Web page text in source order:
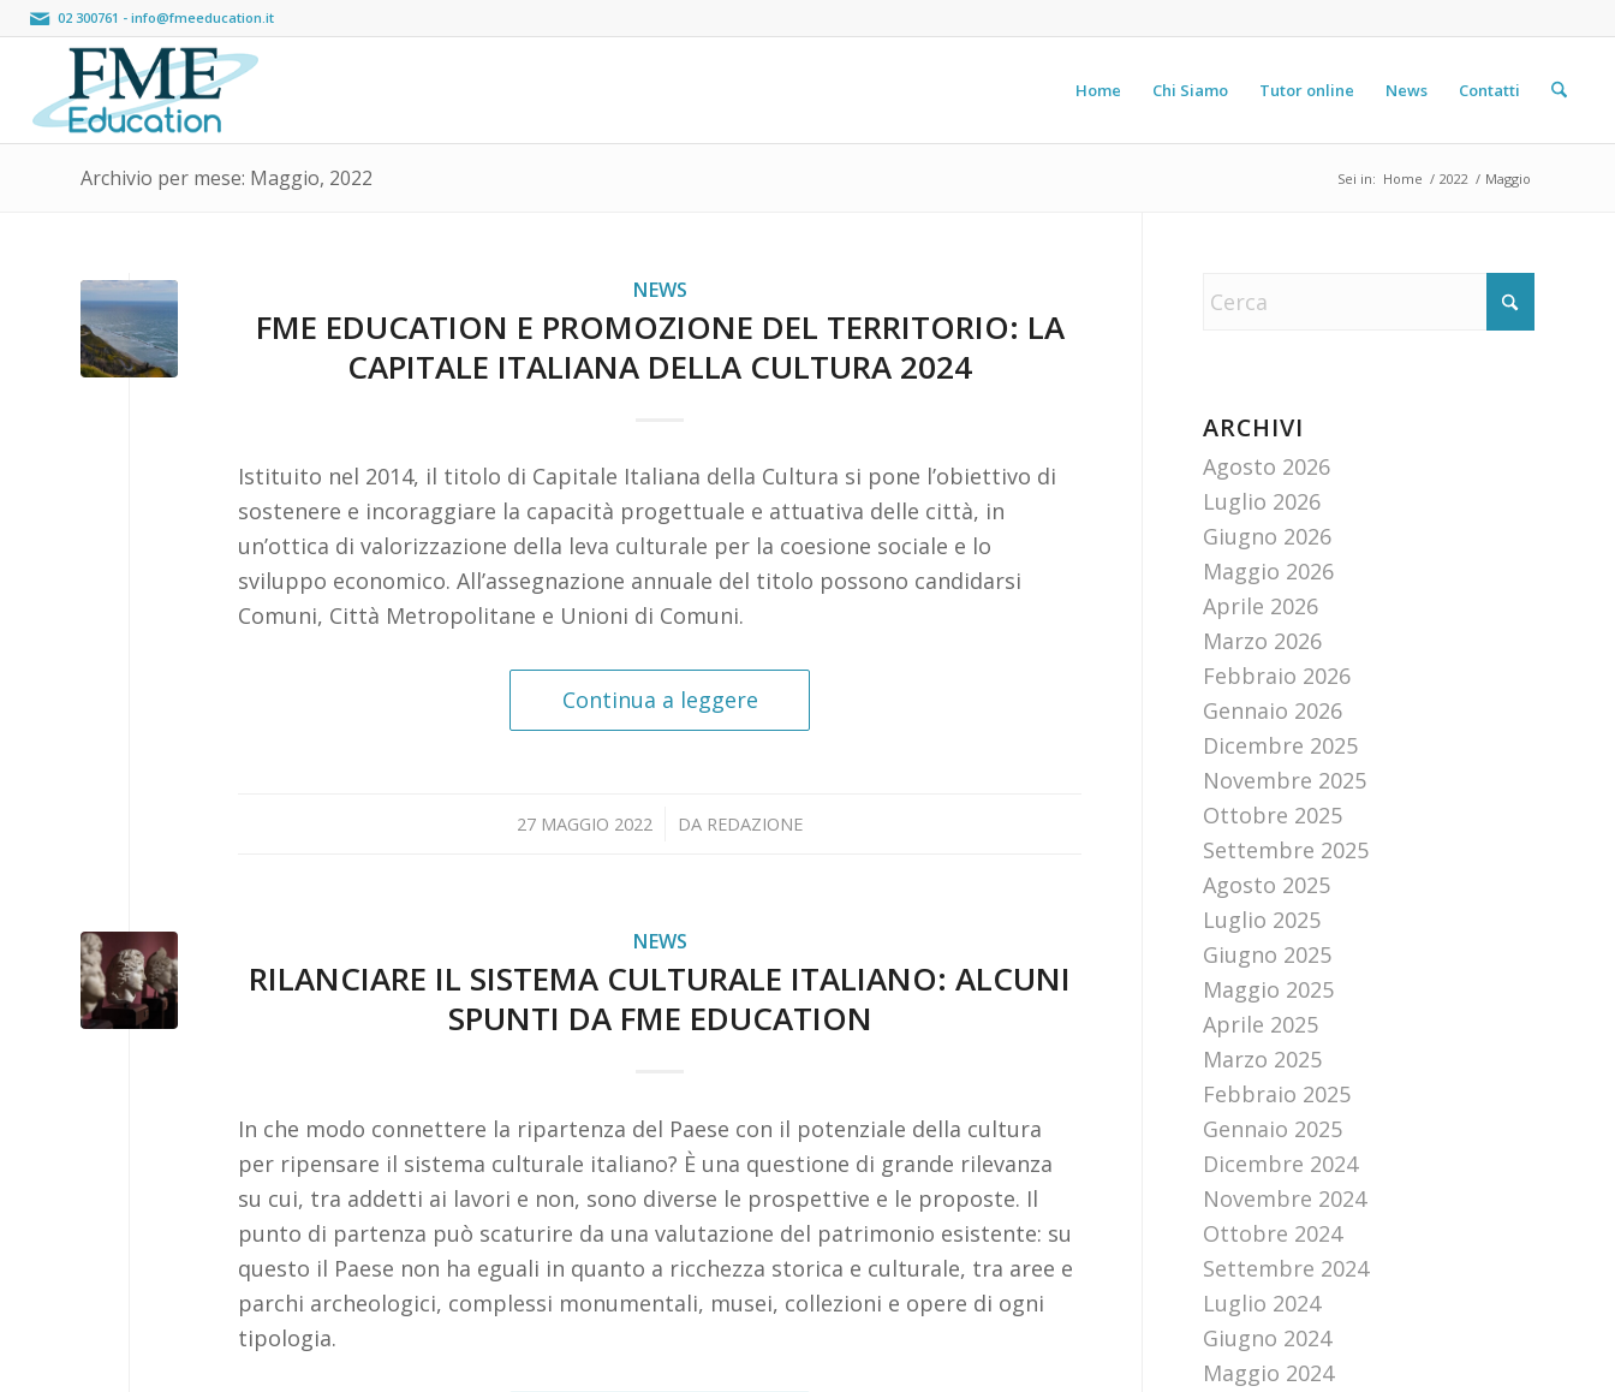
02 300761 - info@fmeeducation.it
Home Chi Siamo Tutor online News Contatti
Archivio per mese: Maggio, 2022 Sei in: Home / 2022 / Maggio
NEWS
FME EDUCATION E PROMOZIONE DEL TERRITORIO: LA
CAPITALE ITALIANA DELLA CULTURA 2024
Istituito nel 2014, il titolo di Capitale Italiana della Cultura si pone l’obiettivo di
sostenere e incoraggiare la capacità progettuale e attuativa delle città, in
un’ottica di valorizzazione della leva culturale per la coesione sociale e lo
sviluppo economico. All’assegnazione annuale del titolo possono candidarsi
Comuni, Città Metropolitane e Unioni di Comuni.
Continua a leggere
27 MAGGIO 2022
/ DA REDAZIONE
NEWS
RILANCIARE IL SISTEMA CULTURALE ITALIANO: ALCUNI
SPUNTI DA FME EDUCATION
In che modo connettere la ripartenza del Paese con il potenziale della cultura
per ripensare il sistema culturale italiano? È una questione di grande rilevanza
su cui, tra addetti ai lavori e non, sono diverse le prospettive e le proposte. Il
punto di partenza può scaturire da una valutazione del patrimonio esistente: su
questo il Paese non ha eguali in quanto a ricchezza storica e culturale, tra aree e
parchi archeologici, complessi monumentali, musei, collezioni e opere di ogni
tipologia.
ARCHIVI
Agosto 2026
Luglio 2026
Giugno 2026
Maggio 2026
Aprile 2026
Marzo 2026
Febbraio 2026
Gennaio 2026
Dicembre 2025
Novembre 2025
Ottobre 2025
Settembre 2025
Agosto 2025
Luglio 2025
Giugno 2025
Maggio 2025
Aprile 2025
Marzo 2025
Febbraio 2025
Gennaio 2025
Dicembre 2024
Novembre 2024
Ottobre 2024
Settembre 2024
Luglio 2024
Giugno 2024
Maggio 2024